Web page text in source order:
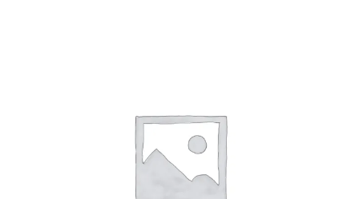
ПЕРЕЗВОНИТЕ МНЕ
Согласен с обработкой персональных
данных в соответствии с